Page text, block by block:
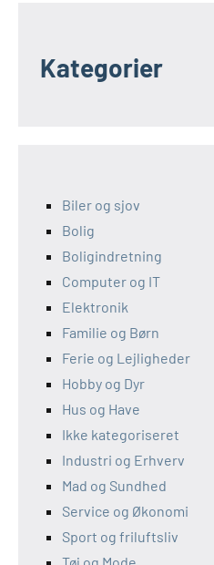
Kategorier
Biler og sjov
Bolig
Boligindretning
Computer og IT
Elektronik
Familie og Børn
Ferie og Lejligheder
Hobby og Dyr
Hus og Have
Ikke kategoriseret
Industri og Erhverv
Mad og Sundhed
Service og Økonomi
Sport og friluftsliv